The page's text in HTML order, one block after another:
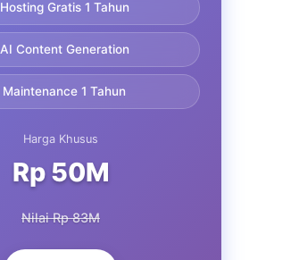
Hosting Gratis 1 Tahun
AI Content Generation
Maintenance 1 Tahun
Harga Khusus
Rp 50M
Nilai Rp 83M